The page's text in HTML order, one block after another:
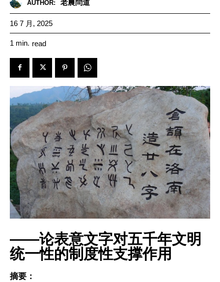
AUTHOR: 老農問道
16 7 月, 2025
1 min. read
——论表意文字对五千年文明
统一性的制度性支撑作用
摘要：